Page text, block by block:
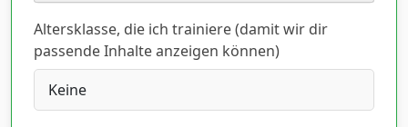
Altersklasse, die ich trainiere (damit wir dir
passende Inhalte anzeigen können)